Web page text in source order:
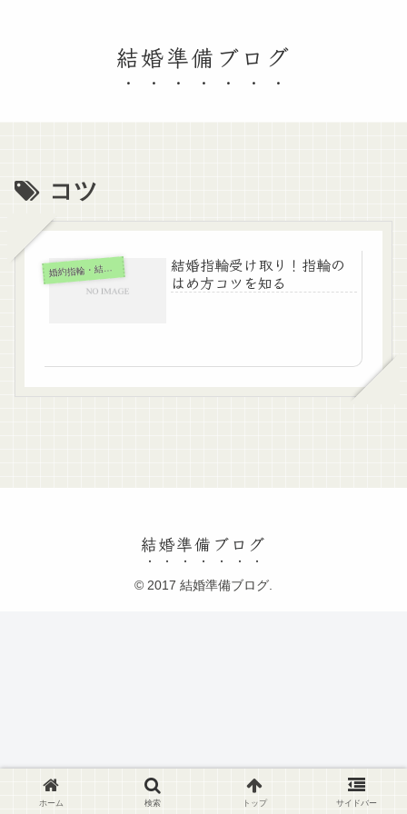
結婚準備ブログ
コツ
婚
約指輪・結婚指輪
結婚指輪受け取り！指輪の
はめ方コツを知る
結婚準備ブログ
© 2017 結婚準備ブログ.
ホーム 検索 トップ サイドバー